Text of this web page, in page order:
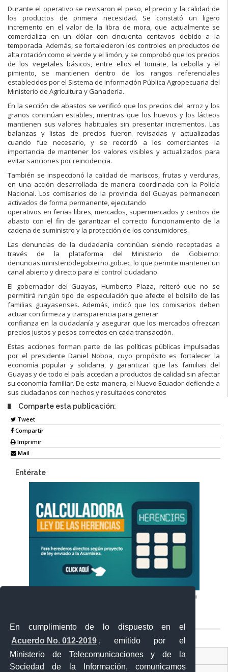
En cumplimiento de lo dispuesto en el
Acuerdo No. 012-2019 , emitido por el
Ministerio de Telecomunicaciones y de la
Sociedad de la Información, comunicamos
Durante el operativo se revisaron el peso, el precio y la calidad de
los productos de primera necesidad. Se constató un ligero
incremento en el valor de la libra de mora, que actualmente se
comercializa en un dólar con cincuenta centavos debido a la
temporada. Además, se fortalecieron los controles en productos de
alta rotación como el verde y el limón, y se comprobó que los precios
de los vegetales básicos, entre ellos el tomate, la cebolla y el
pimiento, se mantienen dentro de los rangos referenciales
establecidos por el Sistema de Información Pública Agropecuaria del
Ministerio de Agricultura y Ganadería.
En la sección de abastos se verificó que los precios del arroz y los
granos continúan estables, mientras que los huevos y los lácteos
mantienen sus valores habituales sin presentar incrementos. Las
balanzas y listas de precios fueron revisadas y actualizadas
cuando fue necesario, y se recordó a los comerciantes la
importancia de mantener los valores visibles y actualizados para
evitar sanciones por reincidencia.
También se inspeccionó la calidad de mariscos, frutas y verduras,
en una acción desarrollada de manera coordinada con la Policía
Nacional. Los comisarios de la provincia del Guayas permanecen
activados de forma permanente, ejecutando
operativos en ferias libres, mercados, supermercados y centros de
abasto con el fin de garantizar el correcto funcionamiento de la
cadena de suministro y la protección de los consumidores.
Las denuncias de la ciudadanía continúan siendo receptadas a
través de la plataforma del Ministerio de Gobierno:
denuncias.ministeriodegobierno.gob.ec, lo que permite mantener un
canal abierto y directo para el control ciudadano.
El gobernador del Guayas, Humberto Plaza, reiteró que no se
permitirá ningún tipo de especulación que afecte el bolsillo de las
familias guayasenses. Además, indicó que los comisarios deben
actuar con firmeza y transparencia para generar
confianza en la ciudadanía y asegurar que los mercados ofrezcan
precios justos y pesos correctos en cada transacción.
Estas acciones forman parte de las políticas públicas impulsadas
por el presidente Daniel Noboa, cuyo propósito es fortalecer la
economía popular y solidaria, y garantizar que las familias del
Guayas y de todo el país accedan a productos de calidad sin afectar
su economía familiar. De esta manera, el Nuevo Ecuador defiende a
sus ciudadanos con hechos y resultados concretos
Comparte esta publicación:
Tweet
Compartir
Imprimir
Mail
Entérate
Ventanilla Única Virtual